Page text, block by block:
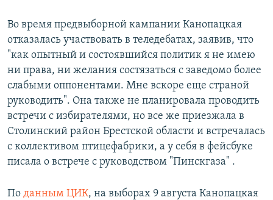
Во время предвыборной кампании Канопацкая
отказалась участвовать в теледебатах, заявив, что
"как опытный и состоявшийся политик я не имею
ни права, ни желания состязаться с заведомо более
слабыми оппонентами. Мне вскоре еще страной
руководить". Она также не планировала проводить
встречи с избирателями, но все же приезжала в
Столинский район Брестской области и встречалась
с коллективом птицефабрики, а у себя в фейсбуке
писала о встрече с руководством "Пинскгаза" .
По данным ЦИК, на выборах 9 августа Канопацкая